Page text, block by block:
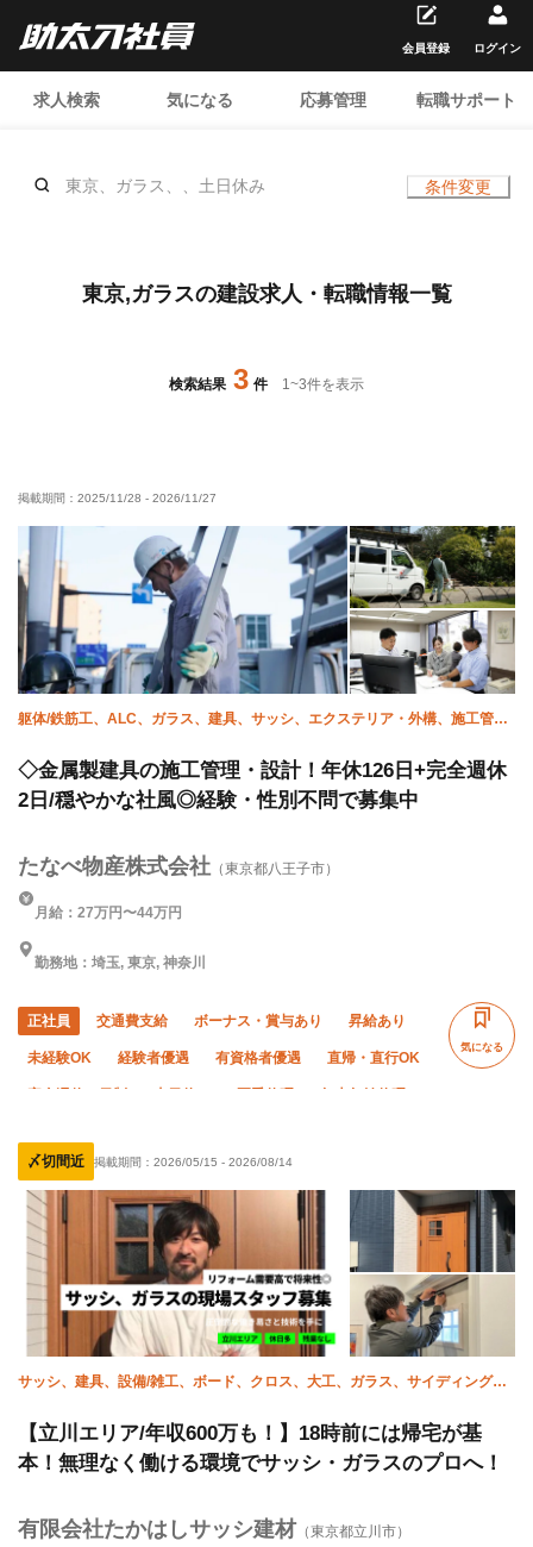
求人検索 気になる 応募管理 転職サポート
会員登録 ログイン
東京、ガラス、、土日休み 条件変更
東京,ガラスの建設求人・転職情報一覧
検索結果 3 件 1~3件を表示
掲載期間： 2025/11/28 - 2026/11/27
躯体/鉄筋工、ALC、ガラス、建具、サッシ、エクステリア・外構、施工管理
◇金属製建具の施工管理・設計！年休126日+完全週休
2日/穏やかな社風◎経験・性別不問で募集中
たなべ物産株式会社 （東京都八王子市）
月給：27万円〜44万円
勤務地：埼玉, 東京, 神奈川
正社員 交通費支給 ボーナス・賞与あり 昇給あり
未経験OK 経験者優遇 有資格者優遇 直帰・直行OK
完全週休二日制 土日休み 夏季休暇 年末年始休暇
資格取得支援あり 禁煙・分煙
気になる
〆切間近 掲載期間： 2026/05/15 - 2026/08/14
サッシ、建具、設備/雑工、ボード、クロス、大工、ガラス、サイディング、
【立川エリア/年収600万も！】18時前には帰宅が基
本！無理なく働ける環境でサッシ・ガラスのプロへ！
有限会社たかはしサッシ建材 （東京都立川市）